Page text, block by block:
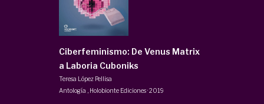
Ciberfeminismo: De Venus Matrix
a Laboria Cuboniks
Teresa López Pellisa
Antología
Holobionte Ediciones·2019